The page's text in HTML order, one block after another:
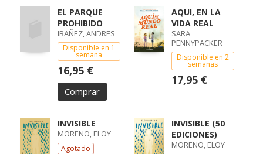
EL PARQUE
PROHIBIDO
IBAÑEZ, ANDRES
Disponible en 1
semana
16,95 €
Comprar
AQUI, EN LA
VIDA REAL
SARA
PENNYPACKER
Disponible en 2
semanas
17,95 €
INVISIBLE
MORENO, ELOY
Agotado
INVISIBLE (50
EDICIONES)
MORENO, ELOY